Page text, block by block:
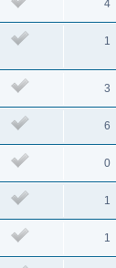
4
1
3
6
0
1
1